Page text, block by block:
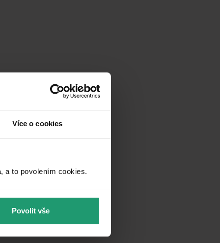
Více o cookies
a to povolením cookies.​
Povolit vše